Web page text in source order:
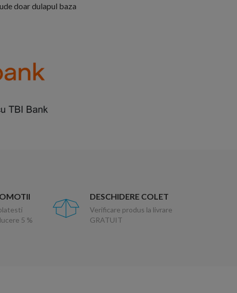
doar dulapul baza
5 %
DESCHIDERE COLET
Verificare produs la livrare
GRATUIT